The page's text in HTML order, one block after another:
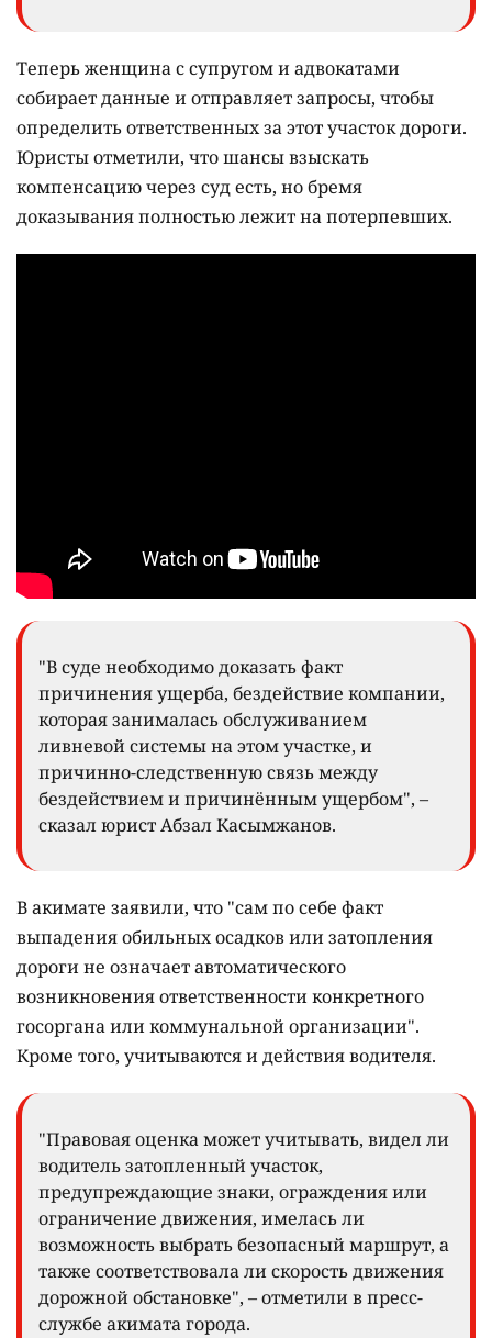
Теперь женщина с супругом и адвокатами
собирает данные и отправляет запросы, чтобы
определить ответственных за этот участок дороги.
Юристы отметили, что шансы взыскать
компенсацию через суд есть, но бремя
доказывания полностью лежит на потерпевших.
"В суде необходимо доказать факт
причинения ущерба, бездействие компании,
которая занималась обслуживанием
ливневой системы на этом участке, и
причинно-следственную связь между
бездействием и причинённым ущербом", –
сказал юрист Абзал Касымжанов.
В акимате заявили, что "сам по себе факт
выпадения обильных осадков или затопления
дороги не означает автоматического
возникновения ответственности конкретного
госоргана или коммунальной организации".
Кроме того, учитываются и действия водителя.
"Правовая оценка может учитывать, видел ли
водитель затопленный участок,
предупреждающие знаки, ограждения или
ограничение движения, имелась ли
возможность выбрать безопасный маршрут, а
также соответствовала ли скорость движения
дорожной обстановке", – отметили в пресс-
службе акимата города.